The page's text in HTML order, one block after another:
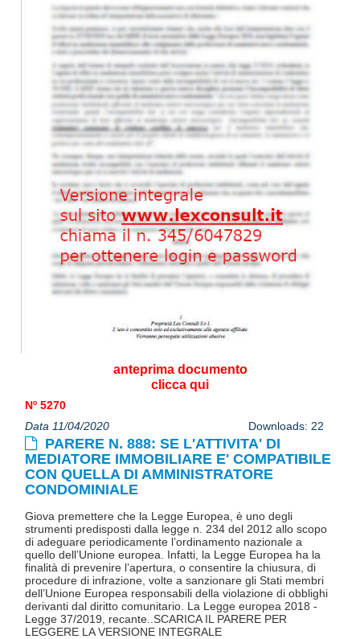
anteprima documento
clicca qui
Nº 5270
Data 11/04/2020
Downloads: 22
PARERE N. 888: SE L'ATTIVITA' DI
MEDIATORE IMMOBILIARE E' COMPATIBILE
CON QUELLA DI AMMINISTRATORE
CONDOMINIALE
Giova premettere che la Legge Europea, è uno degli
strumenti predisposti dalla legge n. 234 del 2012 allo scopo
di adeguare periodicamente l’ordinamento nazionale a
quello dell’Unione europea. Infatti, la Legge Europea ha la
finalità di prevenire l’apertura, o consentire la chiusura, di
procedure di infrazione, volte a sanzionare gli Stati membri
dell’Unione Europea responsabili della violazione di obblighi
derivanti dal diritto comunitario. La Legge europea 2018 -
Legge 37/2019, recante..SCARICA IL PARERE PER
LEGGERE LA VERSIONE INTEGRALE